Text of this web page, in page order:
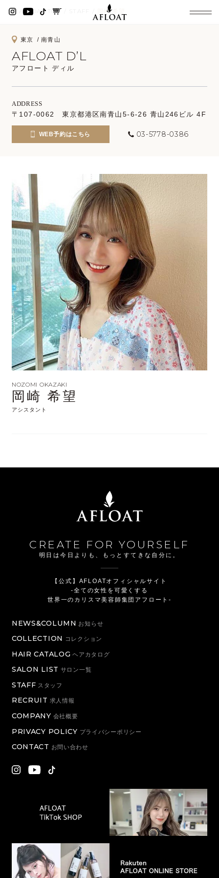
AFLOAT TOP 岡崎 希望
東京 南青山
AFLOAT D’L
アフロート ディル
ADDRESS
〒107-0062 東京都港区南青山5-6-26 青山246ビル 4F
WEB予約はこちら 03-5778-0386
NOZOMI OKAZAKI
岡崎 希望
アシスタント
CREATE FOR YOURSELF
明日は今日よりも、もっとすてきな自分に。
【公式】AFLOATオフィシャルサイト
-全ての女性を可愛くする
世界一のカリスマ美容師集団アフロート-
NEWS&COLUMN お知らせ
COLLECTION コレクション
HAIR CATALOG ヘアカタログ
SALON LIST サロン一覧
STAFF スタッフ
RECRUIT 求人情報
COMPANY 会社概要
PRIVACY POLICY プライバシーポリシー
CONTACT お問い合わせ